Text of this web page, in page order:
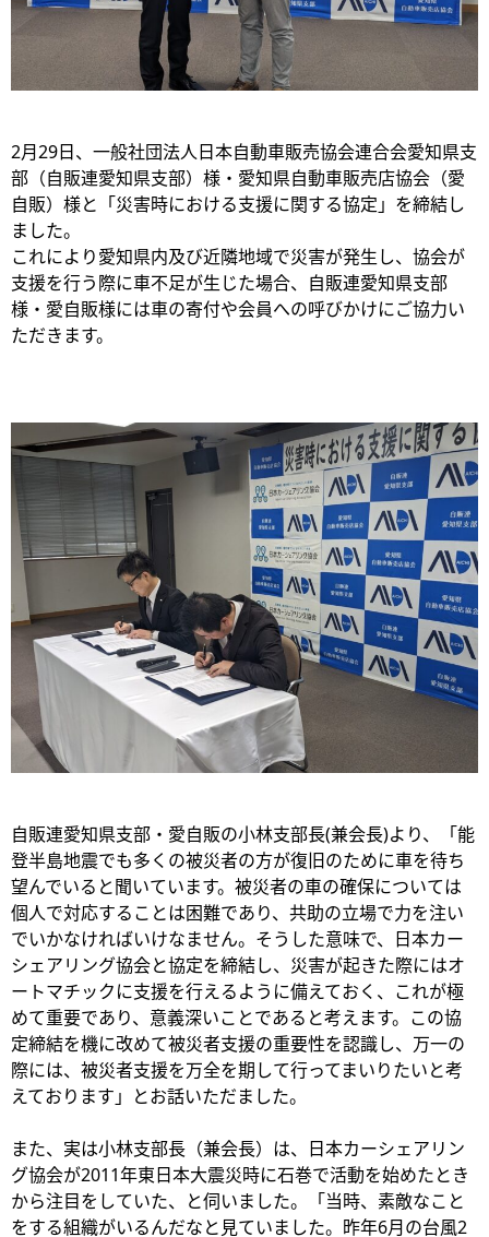
2月29日、一般社団法人日本自動車販売協会連合会愛知県支
部（自販連愛知県支部）様・愛知県自動車販売店協会（愛
自販）様と「災害時における支援に関する協定」を締結し
ました。
これにより愛知県内及び近隣地域で災害が発生し、協会が
支援を行う際に車不足が生じた場合、自販連愛知県支部
様・愛自販様には車の寄付や会員への呼びかけにご協力い
ただきます。
自販連愛知県支部・愛自販の小林支部長(兼会長)より、「能
登半島地震でも多くの被災者の方が復旧のために車を待ち
望んでいると聞いています。被災者の車の確保については
個人で対応することは困難であり、共助の立場で力を注い
でいかなければいけなません。そうした意味で、日本カー
シェアリング協会と協定を締結し、災害が起きた際にはオ
ートマチックに支援を行えるように備えておく、これが極
めて重要であり、意義深いことであると考えます。この協
定締結を機に改めて被災者支援の重要性を認識し、万一の
際には、被災者支援を万全を期して行ってまいりたいと考
えております」とお話いただました。
また、実は小林支部長（兼会長）は、日本カーシェアリン
グ協会が2011年東日本大震災時に石巻で活動を始めたとき
から注目をしていた、と伺いました。「当時、素敵なこと
をする組織がいるんだなと見ていました。昨年6月の台風2